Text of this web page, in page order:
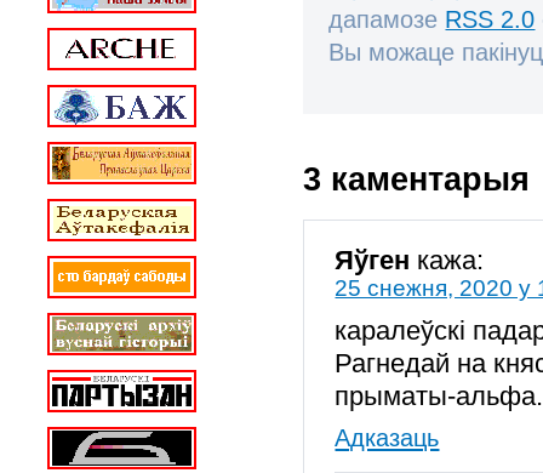
дапамозе RSS 2.0
Вы можаце
3 каментарыя
Яўген кажа:
25 снежня, 2020 у
каралеўскі
Рагнедай на
прыматы-альфа.
Адказаць